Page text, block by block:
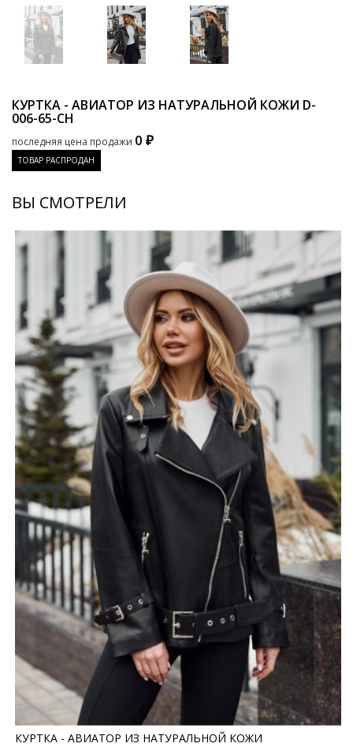
КУРТКА - АВИАТОР ИЗ НАТУРАЛЬНОЙ КОЖИ D-
006-65-CH
последняя цена продажи 0 ₽
ТОВАР РАСПРОДАН
ВЫ СМОТРЕЛИ
КУРТКА - АВИАТОР ИЗ НАТУРАЛЬНОЙ КОЖИ